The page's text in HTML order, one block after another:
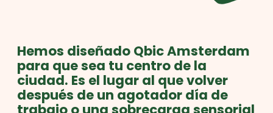
Hemos diseñado Qbic Amsterdam
para que sea tu centro de la
ciudad. Es el lugar al que volver
después de un agotador día de